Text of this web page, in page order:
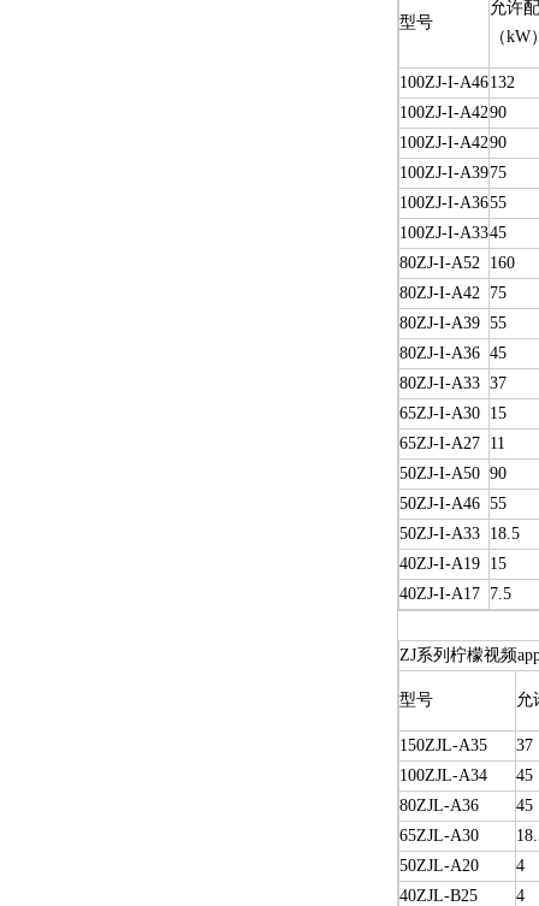
型号
允许
（kW
100ZJ-I-A46132
100ZJ-I-A4290
100ZJ-I-A4290
100ZJ-I-A3975
100ZJ-I-A3655
100ZJ-I-A3345
80ZJ-I-A52 160
80ZJ-I-A42 75
80ZJ-I-A39 55
80ZJ-I-A36 45
80ZJ-I-A33 37
65ZJ-I-A30 15
65ZJ-I-A27 11
50ZJ-I-A50 90
50ZJ-I-A46 55
50ZJ-I-A33 18.5
40ZJ-I-A19 15
40ZJ-I-A17 7.5
ZJ系列柠檬视频
型号 允
150ZJL-A35
37
100ZJL-A34
45
80ZJL-A36
45
65ZJL-A30
50ZJL-A20
4
40ZJL-B25
4